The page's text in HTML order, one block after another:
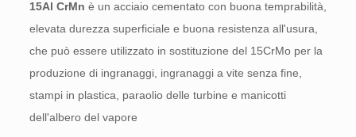
15Al CrMn è un acciaio cementato con buona temprabilità,
elevata durezza superficiale e buona resistenza all'usura,
che può essere utilizzato in sostituzione del 15CrMo per la
produzione di ingranaggi, ingranaggi a vite senza fine,
stampi in plastica, paraolio delle turbine e manicotti
dell'albero del vapore